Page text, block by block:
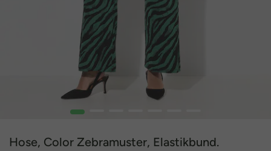
1
Hose, Color Zebramuster, Elastikbund.